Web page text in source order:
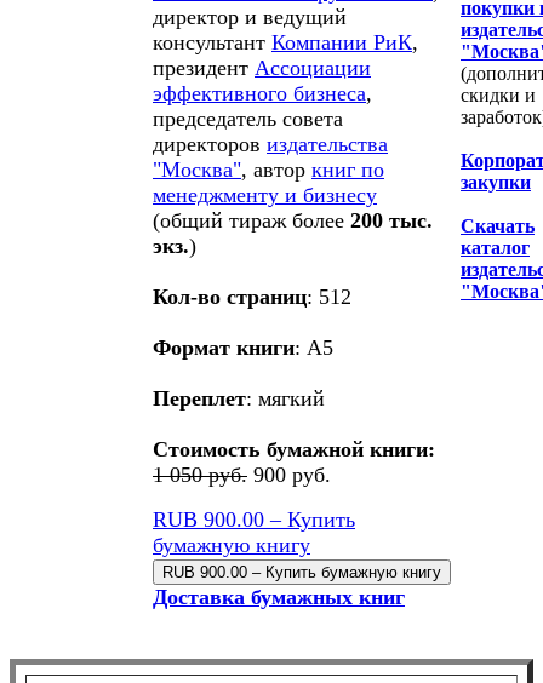
директор и ведущий
консультант Компании РиК,
президент Ассоциации
эффективного бизнеса,
председатель совета
директоров издательства
"Москва", автор книг по
менеджменту и бизнесу
(общий тираж более 200 тыс.
экз.)
Кол-во страниц: 512
Формат книги: А5
Переплет: мягкий
Стоимость бумажной книги:
1 050 руб. 900 руб.
RUB 900.00 – Купить
бумажную книгу
Доставка бумажных книг
покупки
скидки и
закупки
Скачать
каталог